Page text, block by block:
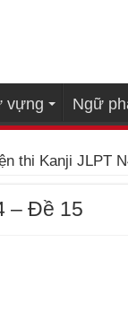
vựng Ngữ
thi Kanji JLPT
– Đề 15